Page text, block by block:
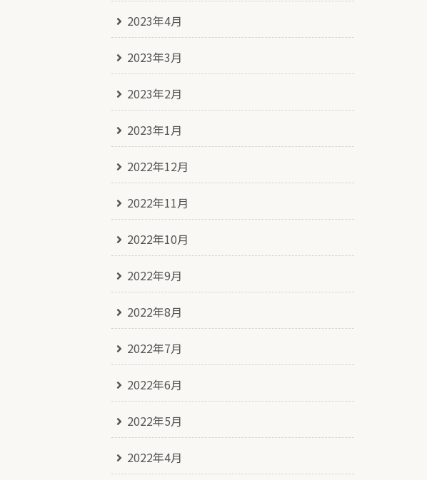
2023年4月
2023年3月
2023年2月
2023年1月
2022年12月
2022年11月
2022年10月
2022年9月
2022年8月
2022年7月
2022年6月
2022年5月
2022年4月